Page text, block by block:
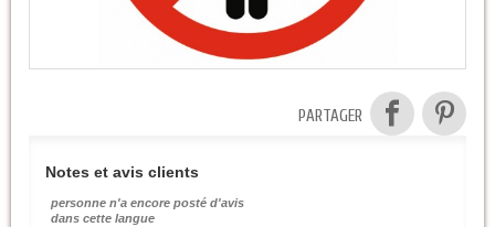
PARTAGER
Notes et avis clients
personne n'a encore posté d'avis
dans cette langue